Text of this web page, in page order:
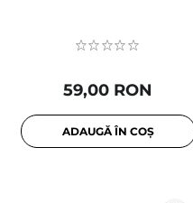
59,00 RON
ADAUGĂ ÎN COȘ